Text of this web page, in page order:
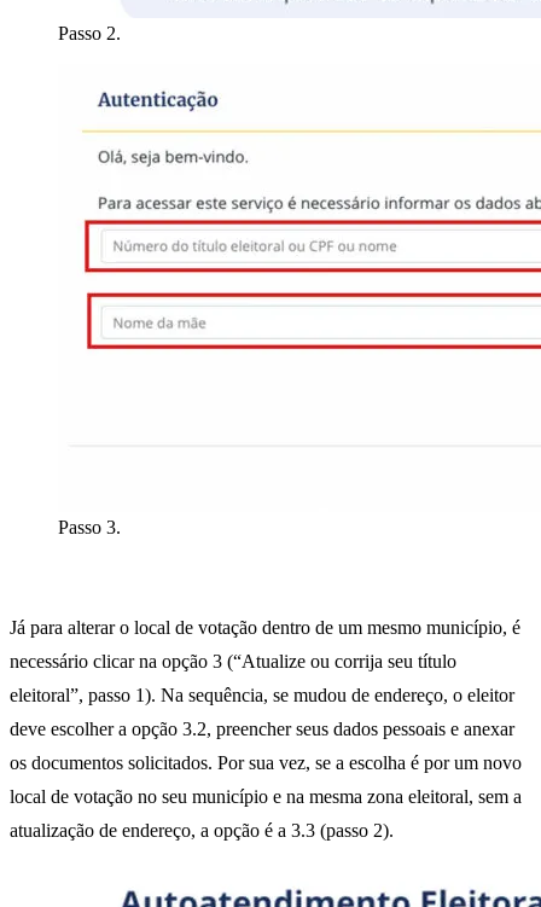
Passo 2.
Passo 3.
Já para alterar o local de votação dentro de um mesmo município, é
necessário clicar na opção 3 (“Atualize ou corrija seu título
eleitoral”, passo 1). Na sequência, se mudou de endereço, o eleitor
deve escolher a opção 3.2, preencher seus dados pessoais e anexar
os documentos solicitados. Por sua vez, se a escolha é por um novo
local de votação no seu município e na mesma zona eleitoral, sem a
atualização de endereço, a opção é a 3.3 (passo 2).